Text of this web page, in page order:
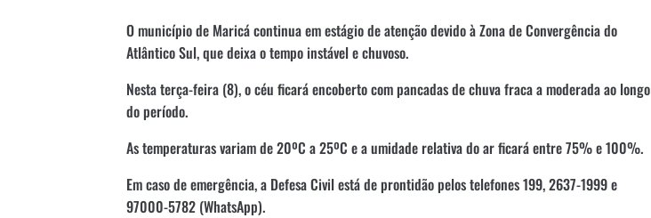
O município de Maricá continua em estágio de atenção devido à Zona de Convergência do
Atlântico Sul, que deixa o tempo instável e chuvoso.
Nesta terça-feira (8), o céu ficará encoberto com pancadas de chuva fraca a moderada ao longo
do período.
As temperaturas variam de 20ºC a 25ºC e a umidade relativa do ar ficará entre 75% e 100%.
Em caso de emergência, a Defesa Civil está de prontidão pelos telefones 199, 2637-1999 e
97000-5782 (WhatsApp).